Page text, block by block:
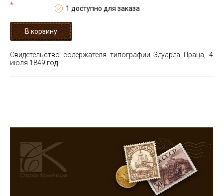
*
1 доступно для заказа
Свидетельство содержателя типографии Эдуарда Праца, 4
июля 1849 год